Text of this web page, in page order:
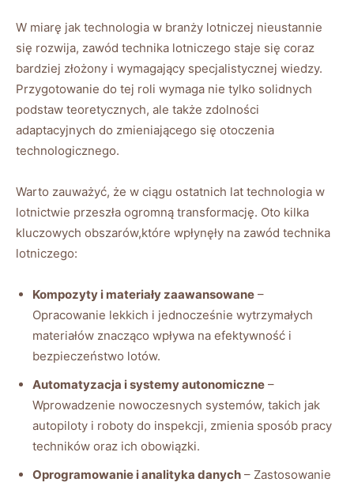
W miarę jak technologia w branży lotniczej nieustannie
się rozwija, zawód technika lotniczego staje się coraz
bardziej złożony i wymagający specjalistycznej wiedzy.
Przygotowanie do tej roli wymaga nie tylko solidnych
podstaw teoretycznych, ale także zdolności
adaptacyjnych do zmieniającego się otoczenia
technologicznego.
Warto zauważyć, że w ciągu ostatnich lat technologia w
lotnictwie przeszła ogromną transformację. Oto kilka
kluczowych obszarów,które wpłynęły na zawód technika
lotniczego:
Kompozyty i materiały zaawansowane –
Opracowanie lekkich i jednocześnie wytrzymałych
materiałów znacząco wpływa na efektywność i
bezpieczeństwo lotów.
Automatyzacja i systemy autonomiczne –
Wprowadzenie nowoczesnych systemów, takich jak
autopiloty i roboty do inspekcji, zmienia sposób pracy
techników oraz ich obowiązki.
Oprogramowanie i analityka danych – Zastosowanie